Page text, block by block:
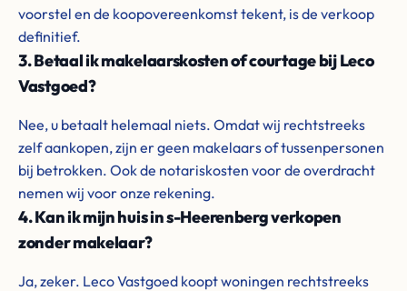
voorstel en de koopovereenkomst tekent, is de verkoop
definitief.
3. Betaal ik makelaarskosten of courtage bij Leco
Vastgoed?
Nee, u betaalt helemaal niets. Omdat wij rechtstreeks
zelf aankopen, zijn er geen makelaars of tussenpersonen
bij betrokken. Ook de notariskosten voor de overdracht
nemen wij voor onze rekening.
4. Kan ik mijn huis in s-Heerenberg verkopen
zonder makelaar?
Ja, zeker. Leco Vastgoed koopt woningen rechtstreeks